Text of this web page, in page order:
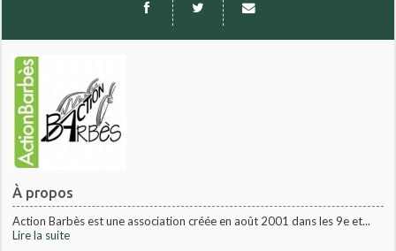
À propos
Action Barbès est une association créée en août 2001 dans les 9e et...
Lire la suite